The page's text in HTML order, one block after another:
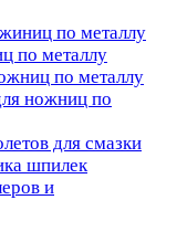
по металлу
по металлу
по металлу
ножниц по
для смазки
шпилек
и